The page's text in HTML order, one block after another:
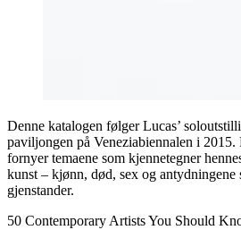
Denne katalogen følger Lucas’
paviljongen på Veneziabiennalen i 2015.
fornyer temaene som kjennetegner
kunst – kjønn, død, sex og
gjenstander.
50 Contemporary Artists You Should